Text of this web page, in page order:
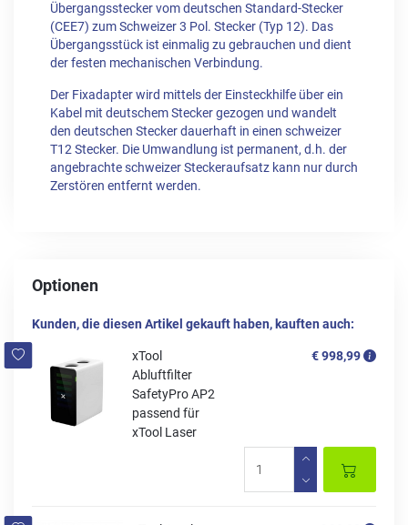
Übergangsstecker vom deutschen Standard-Stecker
(CEE7) zum Schweizer 3 Pol. Stecker (Typ 12). Das
Übergangsstück ist einmalig zu gebrauchen und dient
der festen mechanischen Verbindung.
Der Fixadapter wird mittels der Einsteckhilfe über ein
Kabel mit deutschem Stecker gezogen und wandelt
den deutschen Stecker dauerhaft in einen schweizer
T12 Stecker. Die Umwandlung ist permanent, d.h. der
angebrachte schweizer Steckeraufsatz kann nur durch
Zerstören entfernt werden.
Optionen
Kunden, die diesen Artikel gekauft haben, kauften auch:
xTool
Abluftfilter
SafetyPro AP2
passend für
xTool Laser
€ 998,99